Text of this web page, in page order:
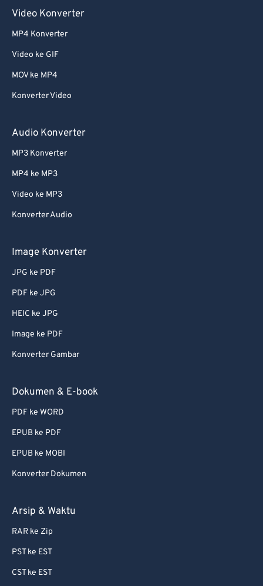
Video Konverter
MP4 Konverter
Video ke GIF
MOV ke MP4
Konverter Video
Audio Konverter
MP3 Konverter
MP4 ke MP3
Video ke MP3
Konverter Audio
Image Konverter
JPG ke PDF
PDF ke JPG
HEIC ke JPG
Image ke PDF
Konverter Gambar
Dokumen & E-book
PDF ke WORD
EPUB ke PDF
EPUB ke MOBI
Konverter Dokumen
Arsip & Waktu
RAR ke Zip
PST ke EST
CST ke EST